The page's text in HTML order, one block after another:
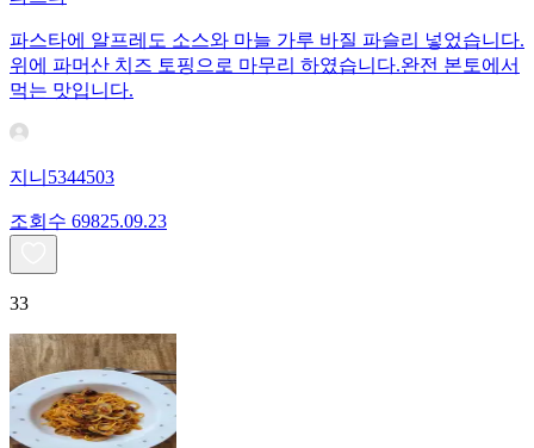
파스타에 알프레도 소스와 마늘 가루 바질 파슬리 넣었습니다.
위에 파머산 치즈 토핑으로 마무리 하였습니다.완전 본토에서
먹는 맛입니다.
지니5344503
조회수 69825.09.23
33